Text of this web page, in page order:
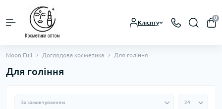
Клієнту
0
Moon Full Доглядова косметика Для гоління
Для гоління